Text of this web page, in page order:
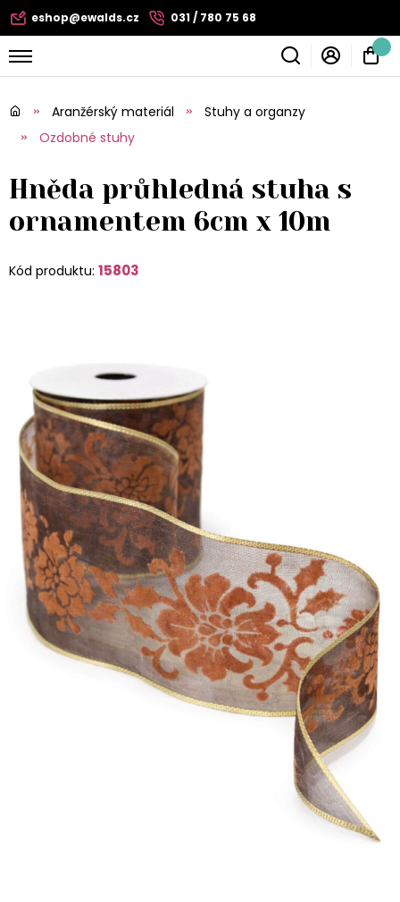
eshop@ewalds.cz 031 / 780 75 68
Aranžérský materiál
Stuhy a organzy
Ozdobné stuhy
Hněda průhledná stuha s
ornamentem 6cm x 10m
Kód produktu: 15803